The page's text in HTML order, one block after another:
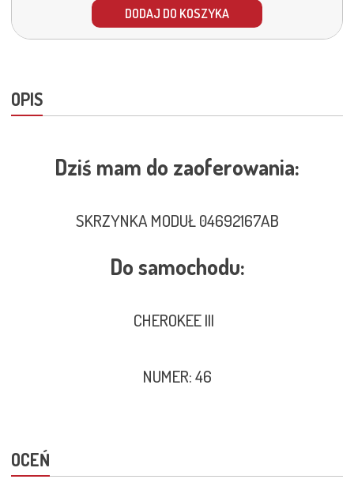
DODAJ DO KOSZYKA
OPIS
Dziś mam do zaoferowania:
SKRZYNKA MODUŁ 04692167AB
Do samochodu:
CHEROKEE III
NUMER: 46
OCEŃ